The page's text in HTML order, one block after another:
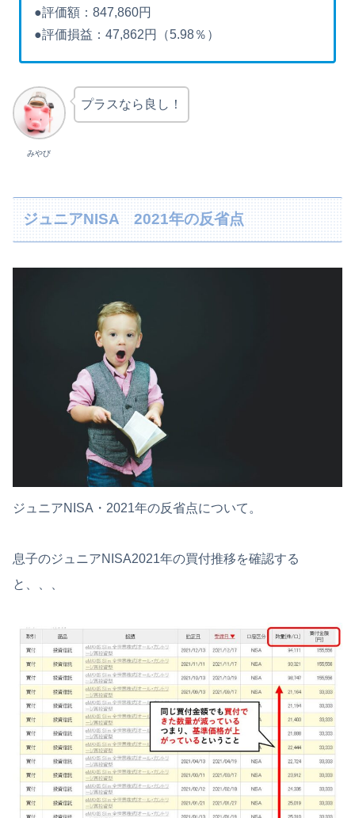
●評価額：847,860円
●評価損益：47,862円（5.98％）
みやび
プラスなら良し！
ジュニアNISA 2021年の反省点
ジュニアNISA・2021年の反省点について。
息子のジュニアNISA2021年の買付推移を確認する
と、、、